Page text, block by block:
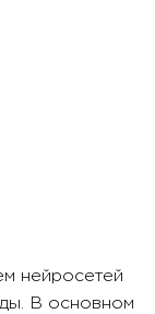
нейросетей
В основном